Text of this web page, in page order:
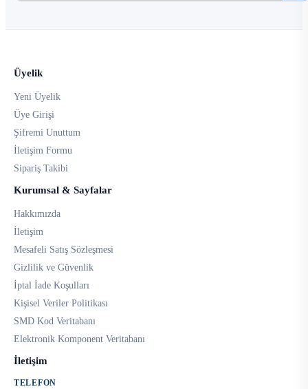
Üyelik
Yeni Üyelik
Üye Girişi
Şifremi Unuttum
İletişim Formu
Sipariş Takibi
Kurumsal & Sayfalar
Hakkımızda
İletişim
Mesafeli Satış Sözleşmesi
Gizlilik ve Güvenlik
İptal İade Koşulları
Kişisel Veriler Politikası
SMD Kod Veritabanı
Elektronik Komponent Veritabanı
İletişim
TELEFON